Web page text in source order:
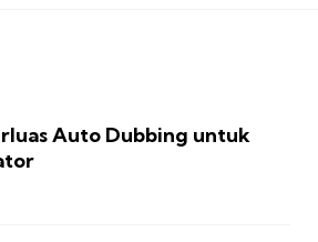
Auto Dubbing untuk